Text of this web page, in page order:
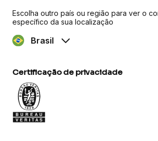
Escolha outro país ou região para ver o
específico da sua localização
Brasil
Certificação de privacidade